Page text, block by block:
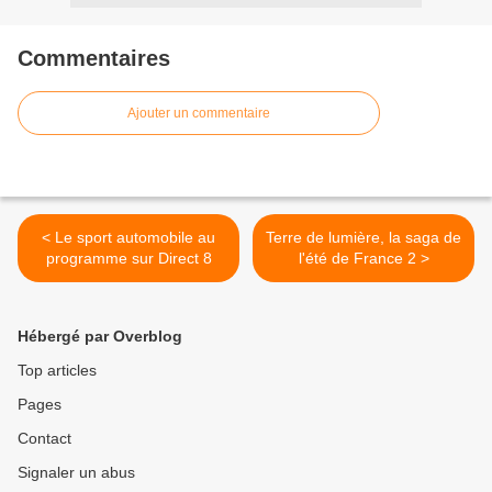
Commentaires
Ajouter un commentaire
< Le sport automobile au
programme sur Direct 8
Terre de lumière, la saga de
l'été de France 2 >
Hébergé par Overblog
Top articles
Pages
Contact
Signaler un abus